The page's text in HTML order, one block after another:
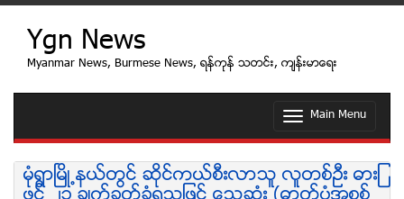
Ygn News
Myanmar News, Burmese News, ရန္ကုန္ သတင္း, က်န္းမာေရး
T
g
l
Main Menu
မံုရြာျမိဳ႕နယ္တြင္ ဆိုင္ကယ္စီးလာသူ လူတစ္ဦး ဓားျ